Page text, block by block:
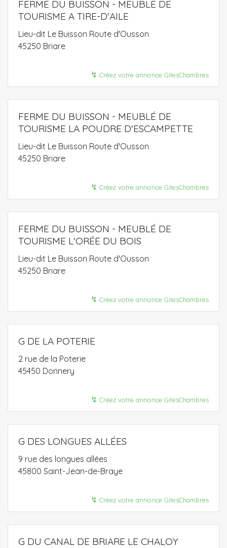
FERME DU BUISSON - MEUBLÉ DE
TOURISME A TIRE-D'AILE
Lieu-dit Le Buisson Route d'Ousson
45250 Briare
↯ Créez votre annonce GitesChambres
FERME DU BUISSON - MEUBLÉ DE
TOURISME LA POUDRE D'ESCAMPETTE
Lieu-dit Le Buisson Route d'Ousson
45250 Briare
↯ Créez votre annonce GitesChambres
FERME DU BUISSON - MEUBLÉ DE
TOURISME L'ORÉE DU BOIS
Lieu-dit Le Buisson Route d'Ousson
45250 Briare
↯ Créez votre annonce GitesChambres
G DE LA POTERIE
2 rue de la Poterie
45450 Donnery
↯ Créez votre annonce GitesChambres
G DES LONGUES ALLÉES
9 rue des longues allées
45800 Saint-Jean-de-Braye
↯ Créez votre annonce GitesChambres
G DU CANAL DE BRIARE LE CHALOY